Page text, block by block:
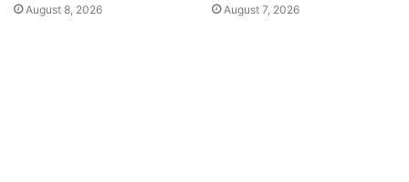
August 8, 2026 August 7, 2026